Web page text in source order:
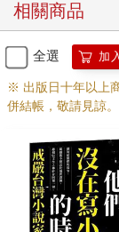
相關商品
全選 加
※ 出版日十年以上
併結帳，敬請見諒。